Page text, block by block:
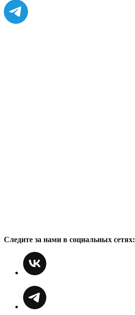
Следите за нами в социальных сетях: